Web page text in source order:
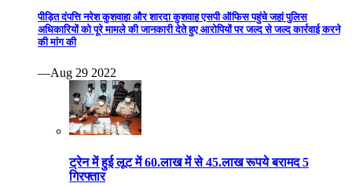
पीड़ित दंपत्ति नरेश कुशवाहा और शारदा कुशवाह एसपी ऑफिस पहुंचे जहां पुलिस
अधिकारियों को पूरे मामले की जानकारी देते हुए आरोपियों पर जल्द से जल्द कार्रवाई करने
की मांग की
—Aug 29 2022
ट्रेन में हुई लूट में 60.लाख में से 45.लाख रूपये बरामद 5
गिरफ्तार